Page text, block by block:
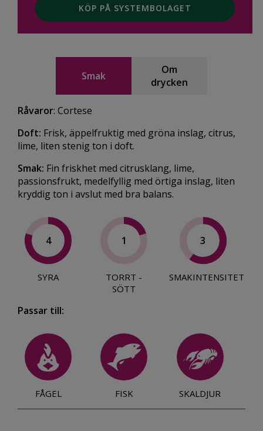
KÖP PÅ SYSTEMBOLAGET
Smak
Om
drycken
Råvaror: Cortese
Doft: Frisk, äppelfruktig med gröna inslag, citrus,
lime, liten stenig ton i doft.
Smak: Fin friskhet med citrusklang, lime,
passionsfrukt, medelfyllig med örtiga inslag, liten
kryddig ton i avslut med bra balans.
4
SYRA
1
TORRT -
SÖTT
3
SMAKINTENSITET
Passar till:
FÅGEL FISK SKALDJUR